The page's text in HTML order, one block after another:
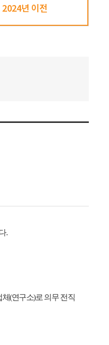
2024년 이전
.
(연구소)로 의무전직